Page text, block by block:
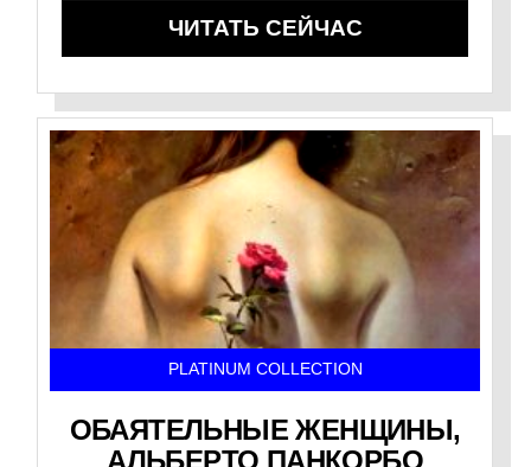
ЧИТАТЬ СЕЙЧАС
PLATINUM COLLECTION
ОБАЯТЕЛЬНЫЕ ЖЕНЩИНЫ,
АЛЬБЕРТО ПАНКОРБО